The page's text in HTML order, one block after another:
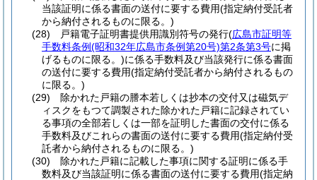
当該証明に係る書面の送付に要する費用(指定納付受託者
から納付されるものに限る。)
(28)
戸籍電子証明書提供用識別符号の発行(広島市証明等
手数料条例(昭和32年広島市条例第20号)第2条第3号に掲
げるものに限る。)に係る手数料及び当該発行に係る書面
の送付に要する費用(指定納付受託者から納付されるもの
に限る。)
(29)
除かれた戸籍の謄本若しくは抄本の交付又は磁気デ
ィスクをもつて調製された除かれた戸籍に記録されてい
る事項の全部若しくは一部を証明した書面の交付に係る
手数料及びこれらの書面の送付に要する費用(指定納付受
託者から納付されるものに限る。)
(30)
除かれた戸籍に記載した事項に関する証明に係る手
数料及び当該証明に係る書面の送付に要する費用(指定納